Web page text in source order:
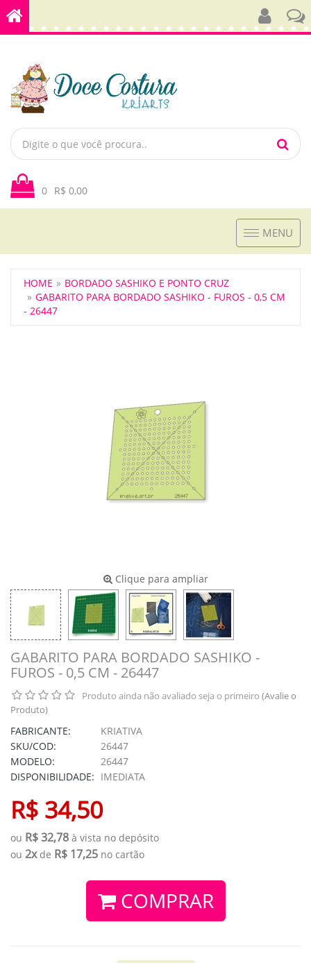
0 R$ 0,00
Toggle
navigation
MENU
HOME
BORDADO SASHIKO E PONTO CRUZ
GABARITO PARA BORDADO SASHIKO - FUROS - 0,5 CM
- 26447
Clique para ampliar
GABARITO PARA BORDADO SASHIKO -
FUROS - 0,5 CM - 26447
Produto ainda não avaliado seja o primeiro (Avalie o
Produto)
FABRICANTE:
KRIATIVA
SKU/COD:
26447
MODELO:
26447
DISPONIBILIDADE: IMEDIATA
R$ 34,50
ou R$ 32,78 à vista no depósito
ou 2xde R$ 17,25 no cartão
COMPRAR